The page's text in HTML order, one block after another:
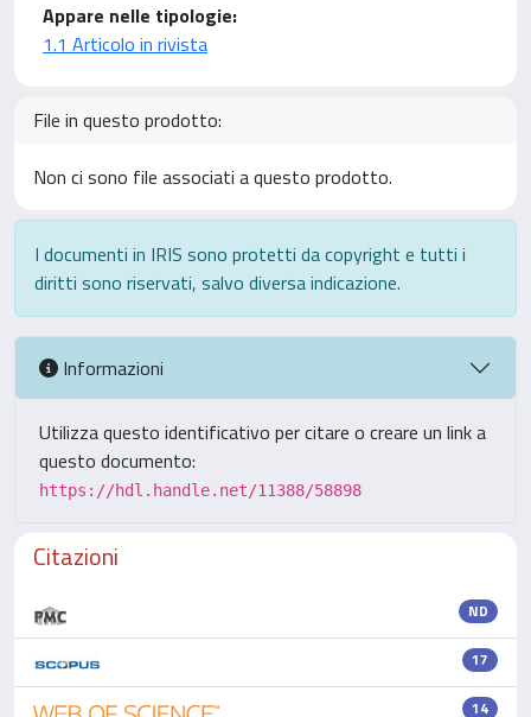
Appare nelle tipologie:
1.1 Articolo in rivista
File in questo prodotto:
Non ci sono file associati a questo prodotto.
I documenti in IRIS sono protetti da copyright e tutti i
diritti sono riservati, salvo diversa indicazione.
Informazioni
Utilizza questo identificativo per citare o creare un link a
questo documento:
https://hdl.handle.net/11388/58898
Citazioni
ND
17
14